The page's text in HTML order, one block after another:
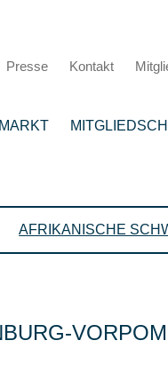
Presse Kontakt
MARKT
AFRIKANISCHE